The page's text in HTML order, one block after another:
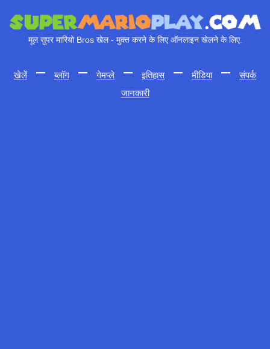
मूल सुपर मारियो Bros खेल - मुक्त करने के लिए ऑनलाइन खेलने के लिए.
खेलें —ब्लॉग —गेमप्ले —इतिहास—मीडिया—संपर्क
जानकारी